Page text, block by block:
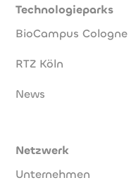
Technologieparks
BioCampus Cologne
RTZ Köln
News
Netzwerk
Unternehmen